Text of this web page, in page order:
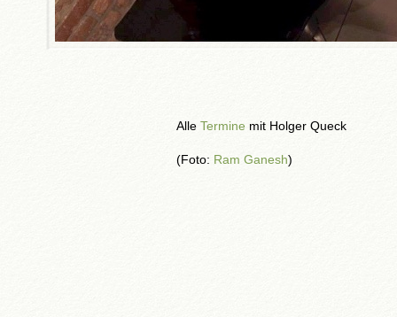
Alle Termine mit Holger Queck
(Foto: Ram Ganesh)